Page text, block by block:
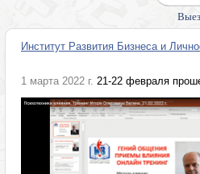
Институт Развития Бизнеса и
1 марта 2022 г. 21-22 февраля